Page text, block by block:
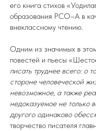
его книга стихов
образования РСО–А в
внеклассному чтению.
Одним из значимых в
повестей и пьесы
писать труднее всего: о
стороне человеческой
невозможное, а также
недоказуемое не только
другого одинаково
творчество писателя